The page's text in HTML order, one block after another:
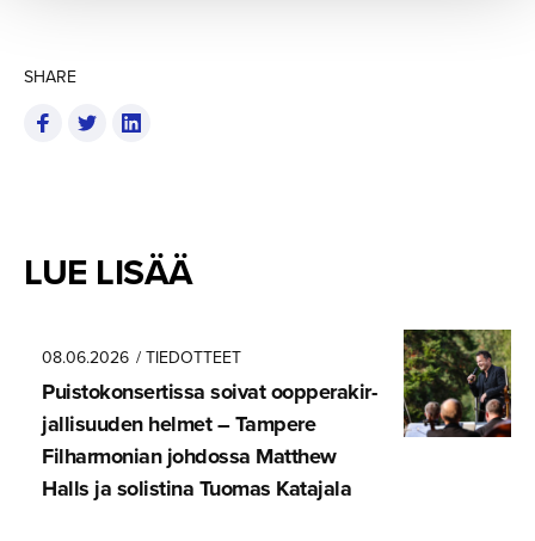
SHARE
LUE LISÄÄ
08.06.2026 / TIEDOTTEET
Puistokon­ser­tissa soivat oopperakir­
jal­li­suuden helmet – Tampere
Filharmonian johdossa Matthew
Halls ja solistina Tuomas Katajala